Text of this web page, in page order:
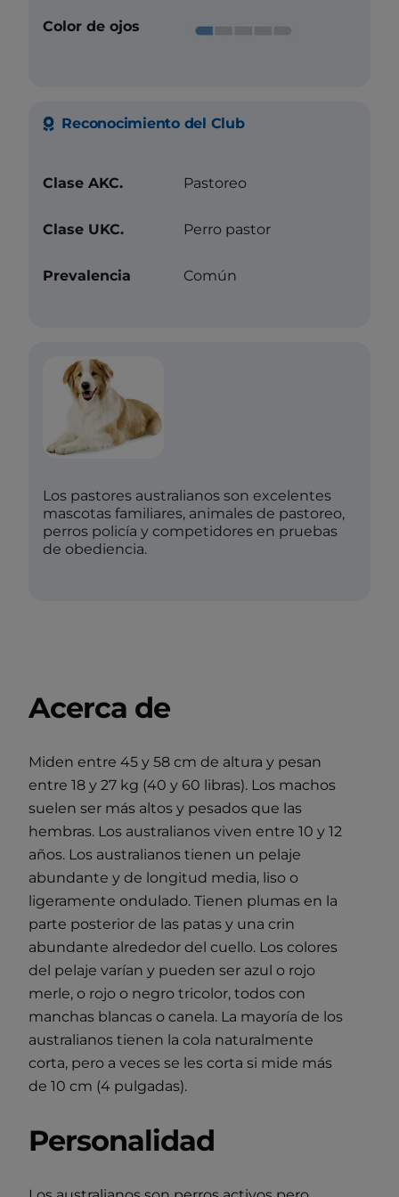
Color de ojos
Reconocimiento del Club
Clase AKC. Pastoreo
Clase UKC. Perro pastor
Prevalencia Común
Los pastores australianos son excelentes
mascotas familiares, animales de pastoreo,
perros policía y competidores en pruebas
de obediencia.
Acerca de
Miden entre 45 y 58 cm de altura y pesan
entre 18 y 27 kg (40 y 60 libras). Los machos
suelen ser más altos y pesados ​​que las
hembras. Los australianos viven entre 10 y 12
años. Los australianos tienen un pelaje
abundante y de longitud media, liso o
ligeramente ondulado. Tienen plumas en la
parte posterior de las patas y una crin
abundante alrededor del cuello. Los colores
del pelaje varían y pueden ser azul o rojo
merle, o rojo o negro tricolor, todos con
manchas blancas o canela. La mayoría de los
australianos tienen la cola naturalmente
corta, pero a veces se les corta si mide más
de 10 cm (4 pulgadas).
Personalidad